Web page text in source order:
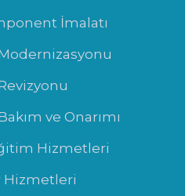
İmalatı
ve Onarımı
Hizmetleri
Hizmetleri